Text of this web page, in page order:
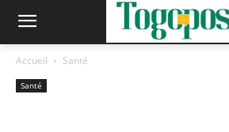
Accueil Santé
Santé